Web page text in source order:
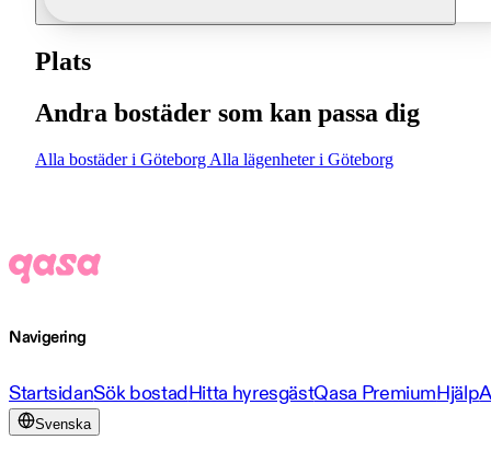
Plats
Andra bostäder som kan passa dig
Alla bostäder i Göteborg Alla lägenheter i Göteborg
Navigering
StartsidanSök bostadHitta hyresgästQasa PremiumHjälp
Svenska